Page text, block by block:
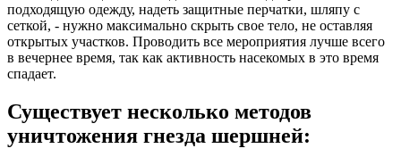
подходящую одежду, надеть защитные перчатки, шляпу с
сеткой, - нужно максимально скрыть свое тело, не оставляя
открытых участков. Проводить все мероприятия лучше всего
в вечернее время, так как активность насекомых в это время
спадает.
Существует несколько методов
уничтожения гнезда шершней: